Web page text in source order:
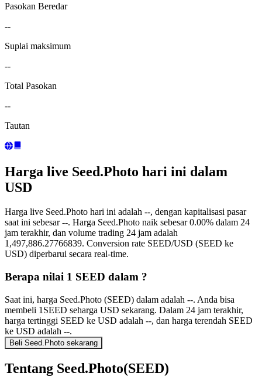
Pasokan Beredar
--
Suplai maksimum
--
Total Pasokan
--
Tautan
Harga live Seed.Photo hari ini dalam
USD
Harga live Seed.Photo hari ini adalah --, dengan kapitalisasi pasar
saat ini sebesar --. Harga Seed.Photo naik sebesar 0.00% dalam 24
jam terakhir, dan volume trading 24 jam adalah
1,497,886.27766839. Conversion rate SEED/USD (SEED ke
USD) diperbarui secara real-time.
Berapa nilai 1 SEED dalam ?
Saat ini, harga Seed.Photo (SEED) dalam adalah --. Anda bisa
membeli 1SEED seharga USD sekarang. Dalam 24 jam terakhir,
harga tertinggi SEED ke USD adalah --, dan harga terendah SEED
ke USD adalah --.
Beli Seed.Photo sekarang
Tentang Seed.Photo(SEED)